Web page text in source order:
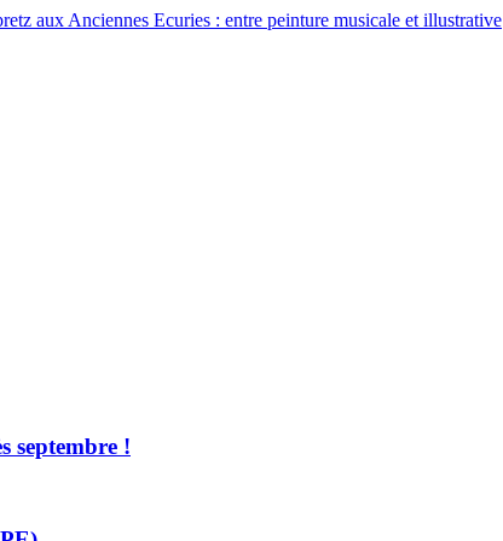
aux Anciennes Ecuries : entre peinture musicale et illustrative
septembre !